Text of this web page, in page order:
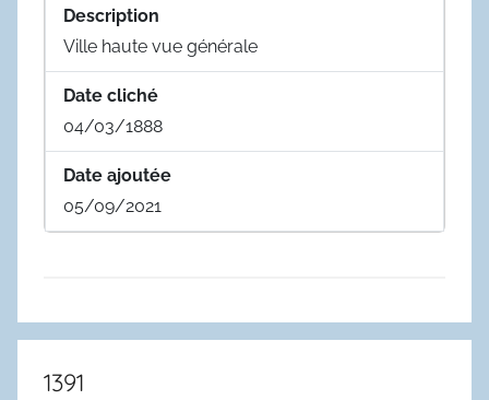
Description
Ville haute vue générale
Date cliché
04/03/1888
Date ajoutée
05/09/2021
1391